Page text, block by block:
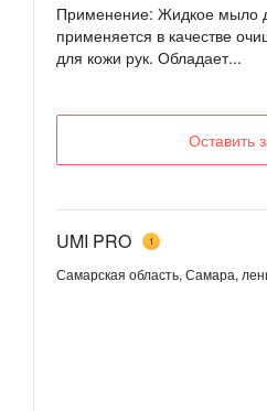
Применение: Жидкое мыло
применяется в качестве
для кожи рук. Обладает...
Оставить
UMI PRO 1
Самарская область, Самара,